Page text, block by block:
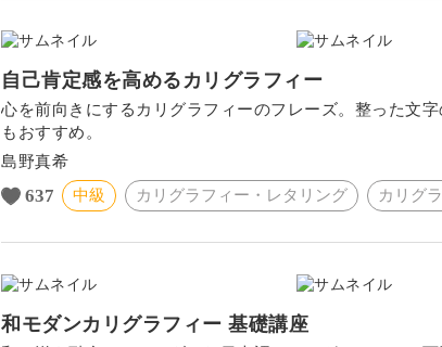
自己肯定感を高めるカリグラフィー
心を前向きにするカリグラフィーのフレーズ。整った文
もおすすめ。
島野真希
637 中級 カリグラフィー・レタリング カリグ
和モダンカリグラフィー 基礎講座